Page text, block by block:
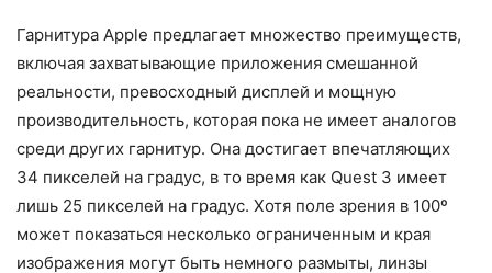
Гарнитура Apple предлагает множество преимуществ,
включая захватывающие приложения смешанной
реальности, превосходный дисплей и мощную
производительность, которая пока не имеет аналогов
среди других гарнитур. Она достигает впечатляющих
34 пикселей на градус, в то время как Quest 3 имеет
лишь 25 пикселей на градус. Хотя поле зрения в 100º
может показаться несколько ограниченным и края
изображения могут быть немного размыты, линзы